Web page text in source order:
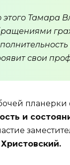
этого Тамара
свои
планерки
и